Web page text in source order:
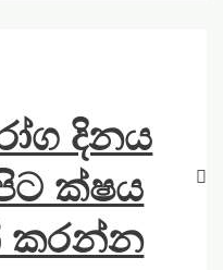
දිනය
ක්ෂය
කරන්න